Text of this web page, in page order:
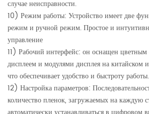
случае неисправности.
10) Режим работы: Устройство имеет две
режим и ручной режим. Простое и
управление
11) Рабочий интерфейс: он оснащен
дисплеем и модулями дисплея на китайском
что обеспечивает удобство и быстроту работы.
12) Настройка параметров:
количество пленок, загружаемых на каждую